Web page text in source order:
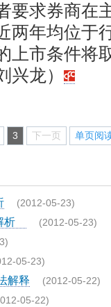
要求券商在
两年均位于
上市条件将
龙）
3 下一页 单页阅
(2012-05-23)
析 (2012-05-23)
05-23)
解释 (2012-05-22)
05-22)